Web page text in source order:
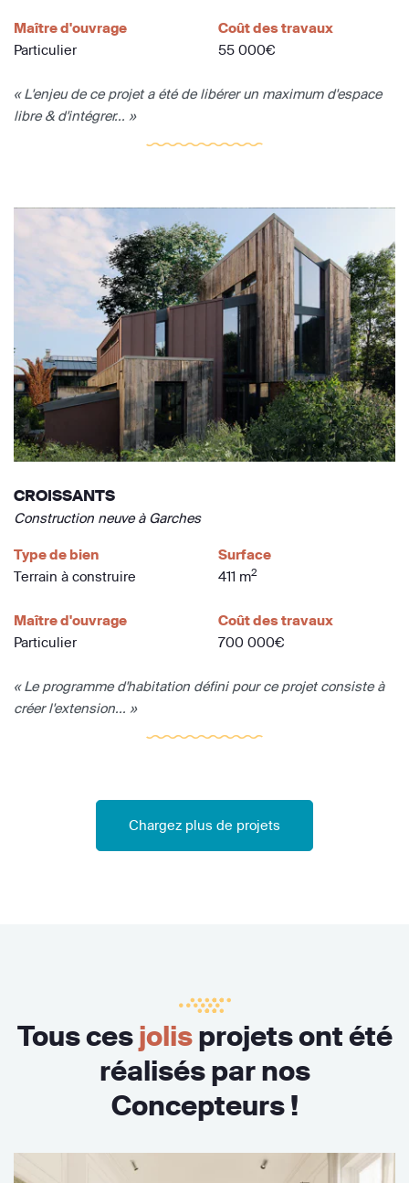
Maître d'ouvrage
Particulier
Coût des travaux
55 000€
« L'enjeu de ce projet a été de libérer un maximum d'espace
libre & d'intégrer... »
CROISSANTS
Construction neuve à Garches
Type de bien
Terrain à construire
Surface
411 m2
Maître d'ouvrage
Particulier
Coût des travaux
700 000€
« Le programme d'habitation défini pour ce projet consiste à
créer l'extension... »
Chargez plus de projets
Tous cesjolisprojets ont été
réalisés par nos
Concepteurs !